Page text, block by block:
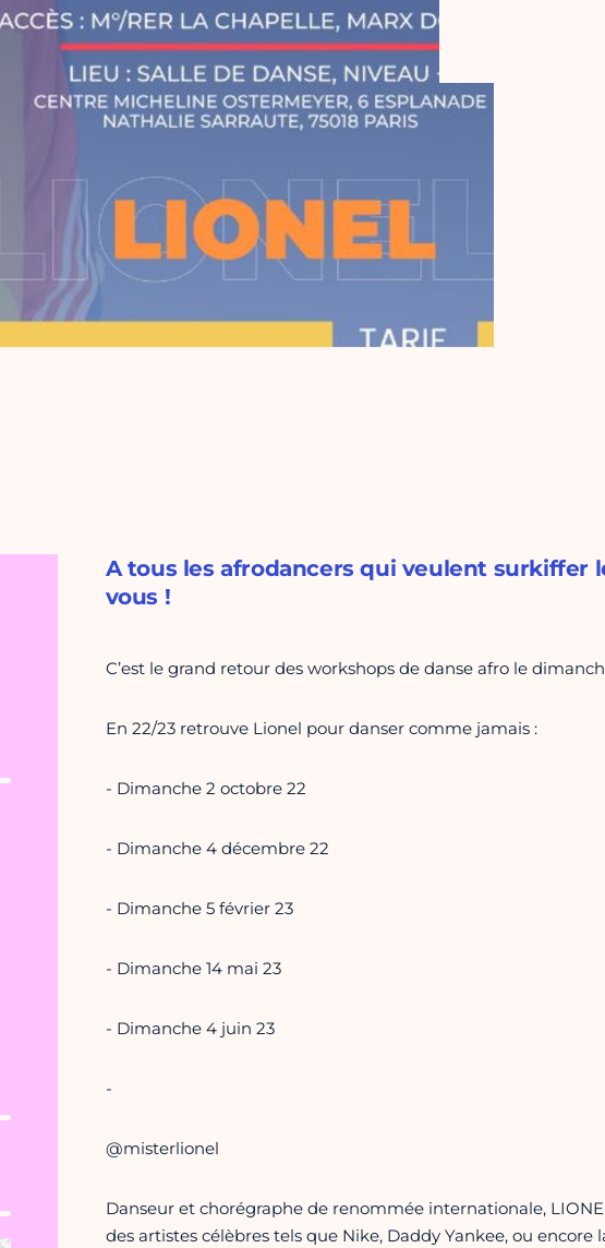
A tous les afrodancers qui veulent surkiffer
vous !
C’est le grand retour des workshops de danse afro le
En 22/23 retrouve Lionel pour danser comme jamais :
- Dimanche 2 octobre 22
- Dimanche 4 décembre 22
- Dimanche 5 février 23
- Dimanche 14 mai 23
- Dimanche 4 juin 23
-
@misterlionel
Danseur et chorégraphe de renommée internationale,
des artistes célèbres tels que Nike, Daddy Yankee, ou encore